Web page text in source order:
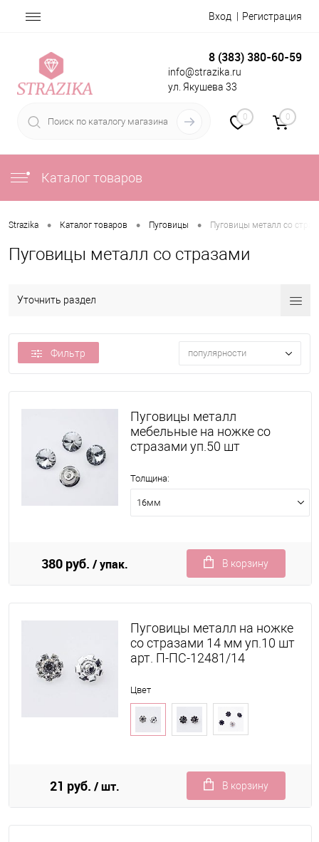
Вход Регистрация
8 (383) 380-60-59
info@strazika.ru
ул. Якушева 33
0 0
Каталог товаров
Strazika • Каталог товаров • Пуговицы • Пуговицы металл со
Пуговицы металл со стразами
Уточнить раздел
Фильтр популярности
Пуговицы металл
мебельные на ножке со
стразами уп.50 шт
Толщина:
16мм
380 руб. / упак. В корзину
Пуговицы металл на ножке
со стразами 14 мм уп.10 шт
арт. П-ПС-12481/14
Цвет
21 руб. / шт. В корзину